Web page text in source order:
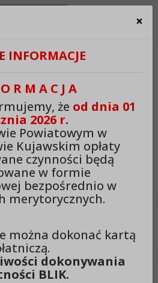
Zmień odstęp między literami
Zmień interlinię i margines
Czytaj tekst
Kujawskim
×
INFORMACJE
R M A C J A
że od dnia 01
2026 r.
Powiatowym w
Kujawskim opłaty
czynności będą
w formie
bezpośrednio w
merytorycznych.
można dokonać kartą
dokonywania
BLIK.